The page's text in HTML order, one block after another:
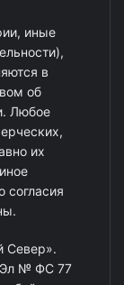
иные
в
об
Любое
их
согласия
Север».
Эл № ФС 77